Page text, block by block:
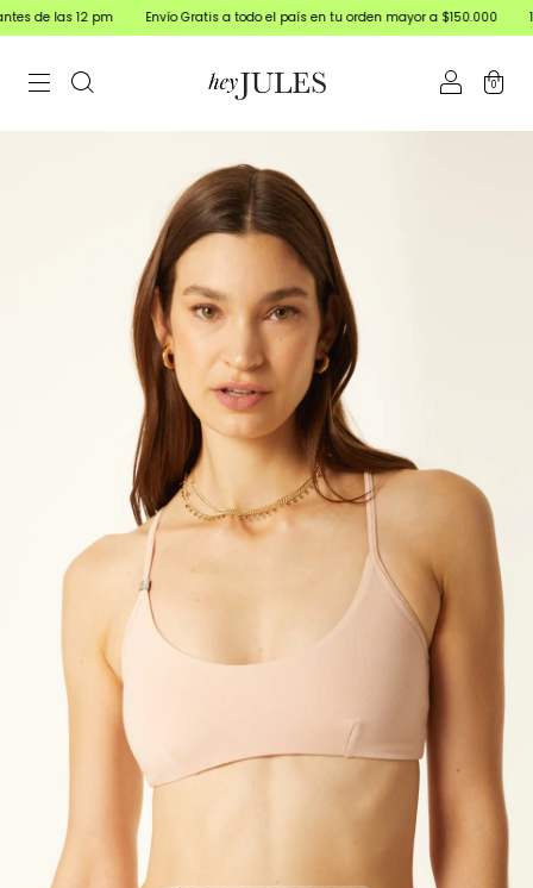
pm Envío Gratis a todo el país en tu orden mayor a $150.000 15% off
0